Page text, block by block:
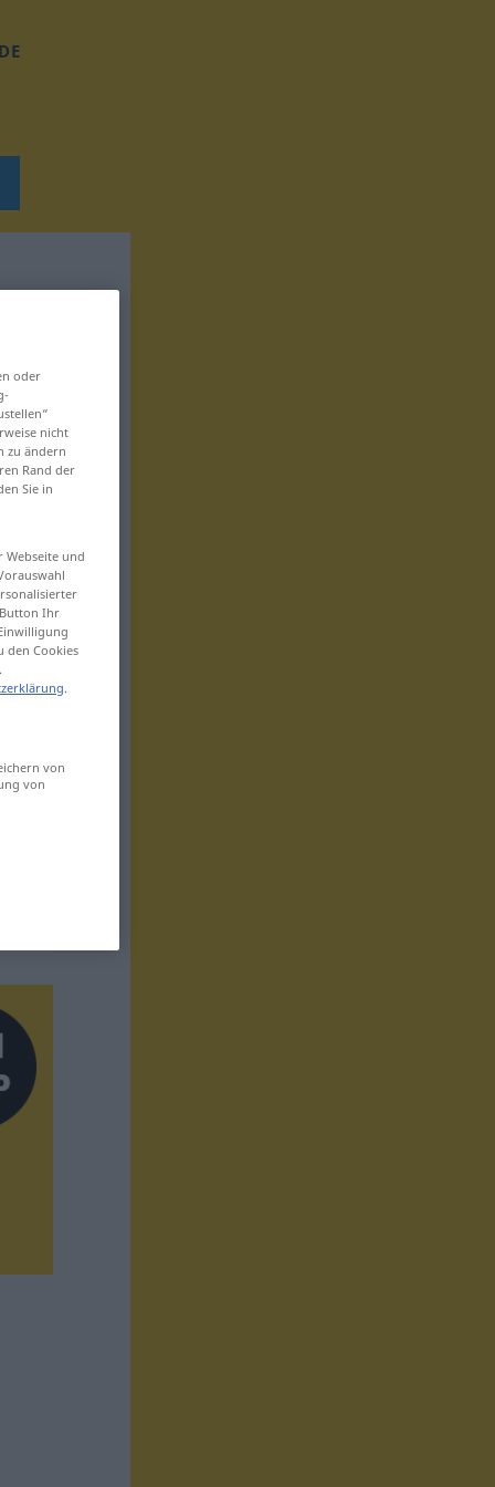
DE
oder
nicht
zu ändern
Rand der
Sie in
und
Ihr
den Cookies
.
von
von